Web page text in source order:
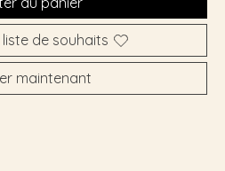
de souhaits
maintenant